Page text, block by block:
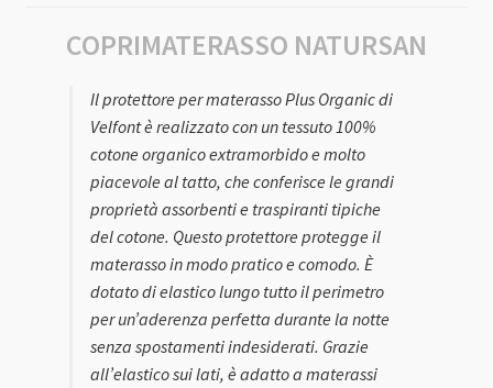
COPRIMATERASSO NATURSAN
Il protettore per materasso Plus Organic di
Velfont è realizzato con un tessuto 100%
cotone organico extramorbido e molto
piacevole al tatto, che conferisce le grandi
proprietà assorbenti e traspiranti tipiche
del cotone. Questo protettore protegge il
materasso in modo pratico e comodo. È
dotato di elastico lungo tutto il perimetro
per un’aderenza perfetta durante la notte
senza spostamenti indesiderati. Grazie
all’elastico sui lati, è adatto a materassi